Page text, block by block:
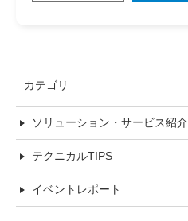
カテゴリ
ソリューション・サービス紹介
テクニカルTIPS
イベントレポート